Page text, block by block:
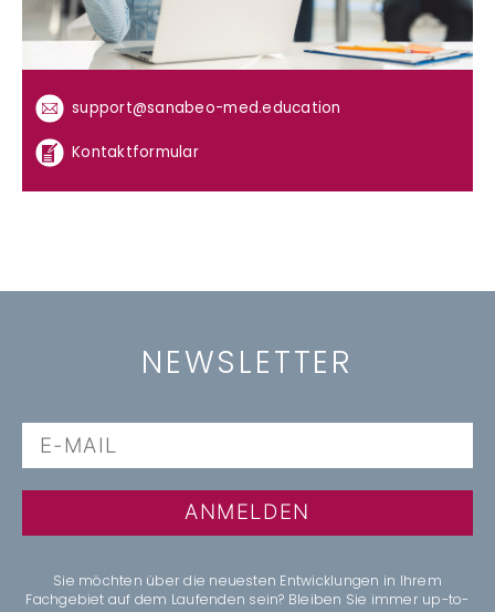
support@sanabeo-med.education
Kontaktformular
NEWSLETTER
ANMELDEN
Sie möchten über die neuesten Entwicklungen in Ihrem
Fachgebiet auf dem Laufenden sein? Bleiben Sie immer up-to-